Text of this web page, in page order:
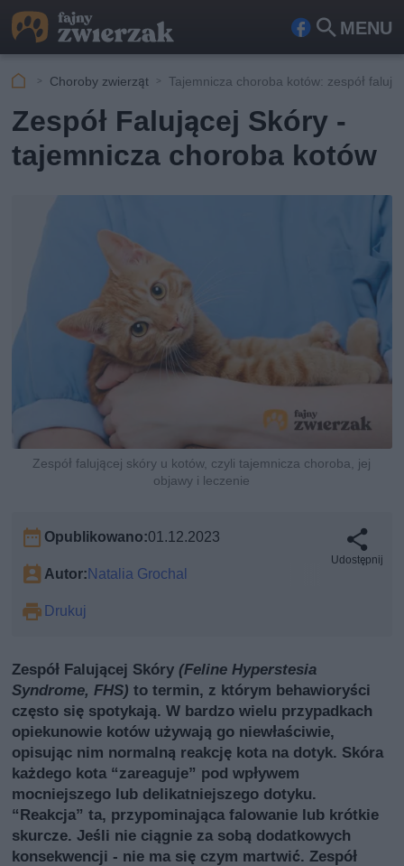
MENU
Fa
ook
Szu
Choroby zwierząt Tajemnicza choroba kotów: zespół
Zespół Falującej Skóry -
tajemnicza choroba kotów
Zespół falującej skóry u kotów, czyli tajemnicza choroba, jej
objawy i leczenie
Opublikowano:01.12.2023
Autor:Natalia Grochal
Drukuj
Udostępnij
Zespół Falującej Skóry(Feline Hyperstesia
Syndrome, FHS) to termin, z którym behawioryści
często się spotykają. W bardzo wielu przypadkach
opiekunowie kotów używają go niewłaściwie,
opisując nim normalną reakcję kota na dotyk. Skóra
każdego kota “zareaguje” pod wpływem
mocniejszego lub delikatniejszego dotyku.
“Reakcja” ta, przypominająca falowanie lub krótkie
skurcze. Jeśli nie ciągnie za sobą dodatkowych
konsekwencji - nie ma się czym martwić. Zespół